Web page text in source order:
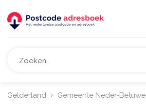
Gelderland Gemeente Neder-Betuwe